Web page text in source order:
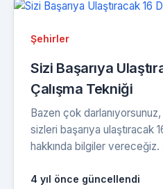
Şehirler
Sizi Başarıya
Çalışma Tekniği
Bazen çok
sizleri başarıya ulaştıracak
hakkında bilgiler vereceğiz.
4 yıl önce güncellendi